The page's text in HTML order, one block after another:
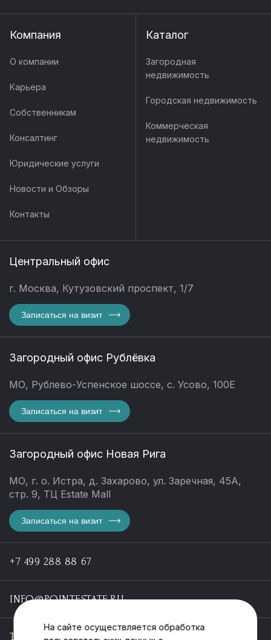
Компания
О компании
Карьера
Собственникам
Консалтинг
Юридические услуги
Новости и Обзоры
Контакты
Каталог
Загородная
недвижимость
Городская недвижимость
Коммерческая
недвижимость
Центральный офис
г. Москва, Кутузовский проспект, 1/7
Записаться на визит
Загородный офис Рублёвка
МО, Рублево-Успенское шоссе, с. Усово, 100Е
Записаться на визит
Загородный офис Новая Рига
МО, г. о. Истра, д. Захарово, ул. Заречная, 45А,
стр. 9, ТЦ Estate Mall
Записаться на визит
+7 499 288 88 67
INFO@POINTESTATE.RU
TELEGRAM
На сайте осуществляется обработка